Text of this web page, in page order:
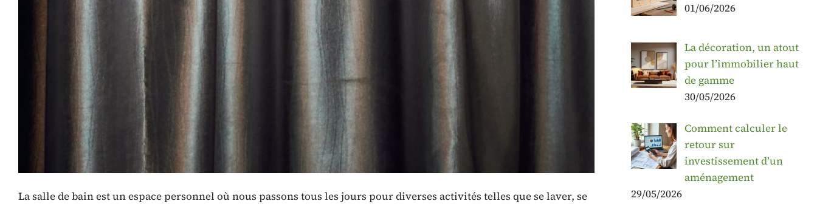
La salle de bain est un espace personnel où nous passons tous les jours pour diverses activités telles que se laver, se
01/06/2026
La décoration, un atout
pour l’immobilier haut
de gamme
30/05/2026
Comment calculer le
retour sur
investissement d’un
aménagement
29/05/2026